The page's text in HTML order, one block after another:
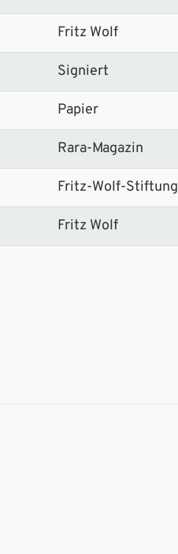
Fritz Wolf
Signiert
Papier
Rara-Magazin
Fritz-Wolf-Stiftung
Fritz Wolf